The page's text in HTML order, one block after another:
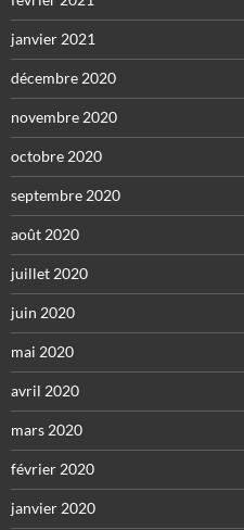
janvier 2021
décembre 2020
novembre 2020
octobre 2020
septembre 2020
août 2020
juillet 2020
juin 2020
mai 2020
avril 2020
mars 2020
février 2020
janvier 2020